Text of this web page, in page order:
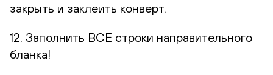
закрыть и заклеить конверт.
12. Заполнить ВСЕ строки направительного
бланка!